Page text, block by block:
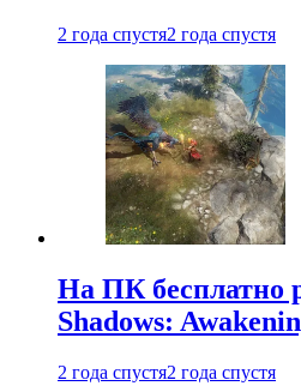
2 года спустя2 года спустя
На ПК бесплатно
Shadows:
2 года спустя2 года спустя